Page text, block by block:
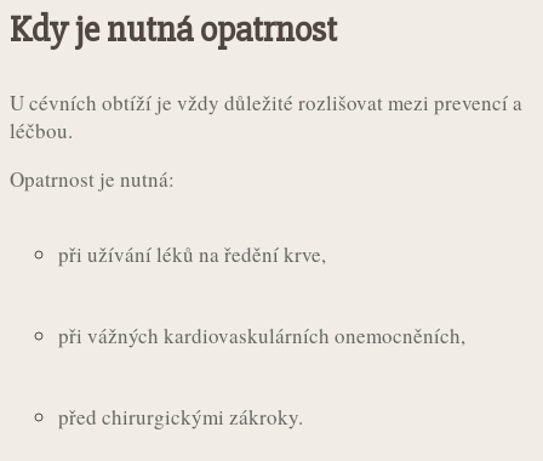
Kdy je nutná opatrnost
U cévních obtíží je vždy důležité rozlišovat mezi prevencí a
léčbou.
Opatrnost je nutná:
při užívání léků na ředění krve,
při vážných kardiovaskulárních onemocněních,
před chirurgickými zákroky.